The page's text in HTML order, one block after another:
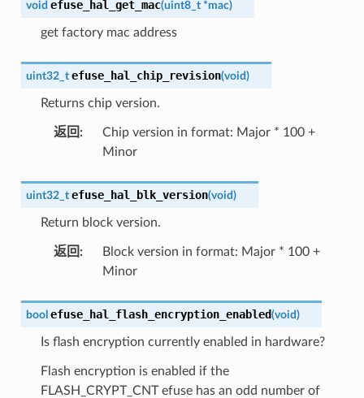
void efuse_hal_get_mac(uint8_t *mac)
get factory mac address
uint32_t efuse_hal_chip_revision(void)
Returns chip version.
返回 :
Chip version in format: Major * 100 +
Minor
uint32_t efuse_hal_blk_version(void)
Return block version.
返回 :
Block version in format: Major * 100 +
Minor
bool efuse_hal_flash_encryption_enabled(void)
Is flash encryption currently enabled in hardware?
Flash encryption is enabled if the
FLASH_CRYPT_CNT efuse has an odd number of